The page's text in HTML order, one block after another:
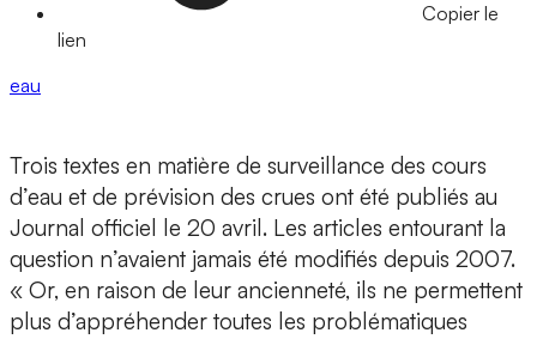
Copier le
lien
eau
Trois textes en matière de surveillance des cours
d’eau et de prévision des crues ont été publiés au
Journal officiel le 20 avril. Les articles entourant la
question n’avaient jamais été modifiés depuis 2007.
« Or, en raison de leur ancienneté, ils ne permettent
plus d’appréhender toutes les problématiques